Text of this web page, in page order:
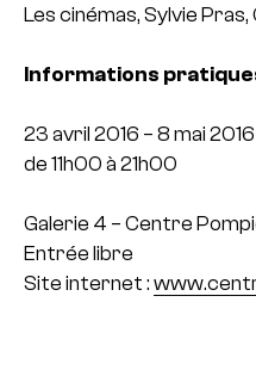
Les cinémas, Sylvie
Informations
23 avril 2016 – 8 mai 2016
de 11h00 à 21h00
Galerie 4 – Centre
Entrée libre
Site internet :